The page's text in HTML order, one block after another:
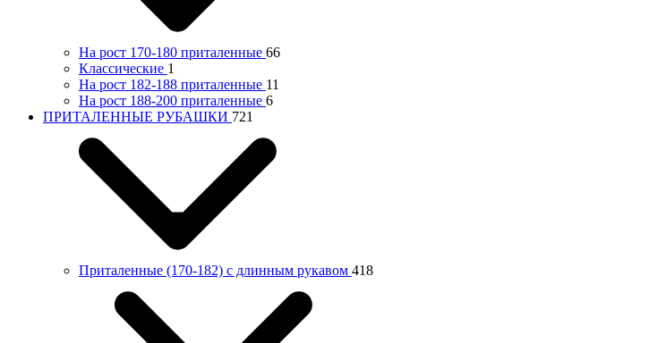
На рост 170-180 приталенные 66
Классические 1
На рост 182-188 приталенные 11
На рост 188-200 приталенные 6
ПРИТАЛЕННЫЕ РУБАШКИ 721
Приталенные (170-182) с длинным рукавом 418